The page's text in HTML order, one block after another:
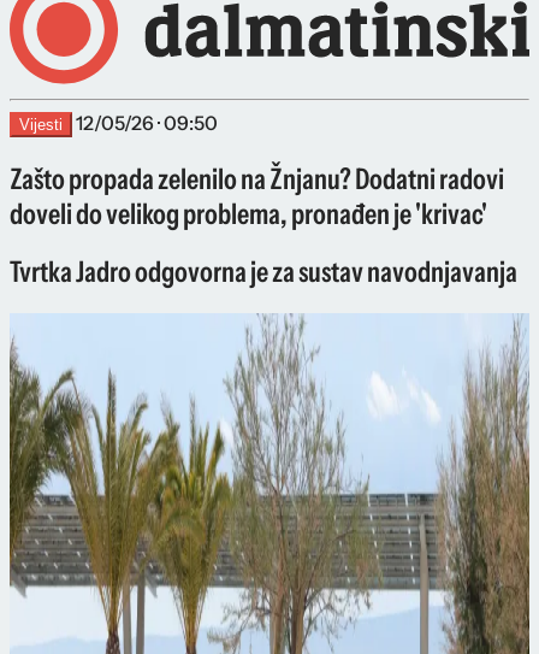
Vijesti 12/05/26 · 09:50
Zašto propada zelenilo na Žnjanu? Dodatni radovi
doveli do velikog problema, pronađen je 'krivac'
Tvrtka Jadro odgovorna je za sustav navodnjavanja